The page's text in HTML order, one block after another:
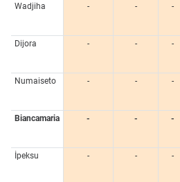
Wadjiha
- - -
Dijora
- - -
Numaiseto
- - -
Biancamaria
- - -
İpeksu
- - -